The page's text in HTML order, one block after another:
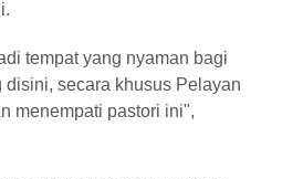
tempat yang nyaman bagi
secara khusus Pelayan
menempati pastori ini",